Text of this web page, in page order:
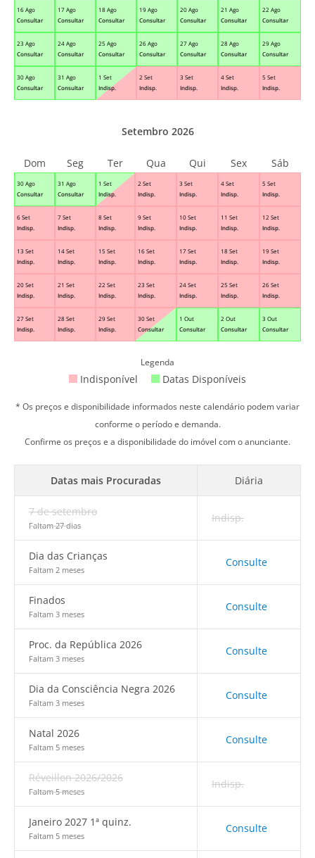
16 Ago
Consultar
17 Ago
Consultar
18 Ago
Consultar
19 Ago
Consultar
20 Ago
Consultar
21 Ago
Consultar
22 Ago
Consultar
23 Ago
Consultar
24 Ago
Consultar
25 Ago
Consultar
26 Ago
Consultar
27 Ago
Consultar
28 Ago
Consultar
29 Ago
Consultar
30 Ago
Consultar
31 Ago
Consultar
1 Set
Indisp.
2 Set
Indisp.
3 Set
Indisp.
4 Set
Indisp.
5 Set
Indisp.
30 Ago
Consultar
31 Ago
Consultar
1 Set
Indisp.
2 Set
Indisp.
3 Set
Indisp.
4 Set
Indisp.
5 Set
Indisp.
6 Set
Indisp.
7 Set
Indisp.
8 Set
Indisp.
9 Set
Indisp.
10 Set
Indisp.
11 Set
Indisp.
12 Set
Indisp.
13 Set
Indisp.
14 Set
Indisp.
15 Set
Indisp.
16 Set
Indisp.
17 Set
Indisp.
18 Set
Indisp.
19 Set
Indisp.
20 Set
Indisp.
21 Set
Indisp.
22 Set
Indisp.
23 Set
Indisp.
24 Set
Indisp.
25 Set
Indisp.
26 Set
Indisp.
27 Set
Indisp.
28 Set
Indisp.
29 Set
Indisp.
30 Set
Consultar
1 Out
Consultar
2 Out
Consultar
3 Out
Consultar
Setembro 2026
Dom Seg Ter Qua Qui Sex Sáb
Legenda
Indisponível Datas Disponíveis
* Os preços e disponibilidade informados neste calendário podem variar
conforme o período e demanda.
Confirme os preços e a disponibilidade do imóvel com o anunciante.
Datas mais Procuradas Diária
7 de setembro
Faltam 27 dias
Indisp.
Dia das Crianças
Faltam 2 meses
Consulte
Finados
Faltam 3 meses
Consulte
Proc. da República 2026
Faltam 3 meses
Consulte
Dia da Consciência Negra 2026
Faltam 3 meses
Consulte
Natal 2026
Faltam 5 meses
Consulte
Réveillon 2026/2026
Faltam 5 meses
Indisp.
Janeiro 2027 1ª quinz.
Faltam 5 meses
Consulte